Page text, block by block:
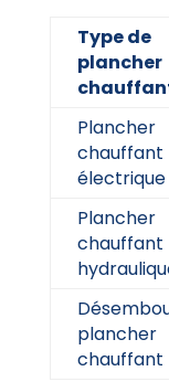
Type de
plancher
Plancher
chauffant
électrique
Plancher
chauffant
plancher
chauffant